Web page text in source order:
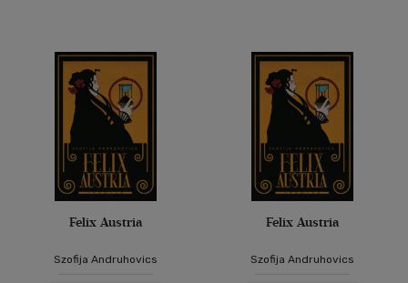
Felix Austria
Szofija Andruhovics
Felix Austria
Szofija Andruhovics